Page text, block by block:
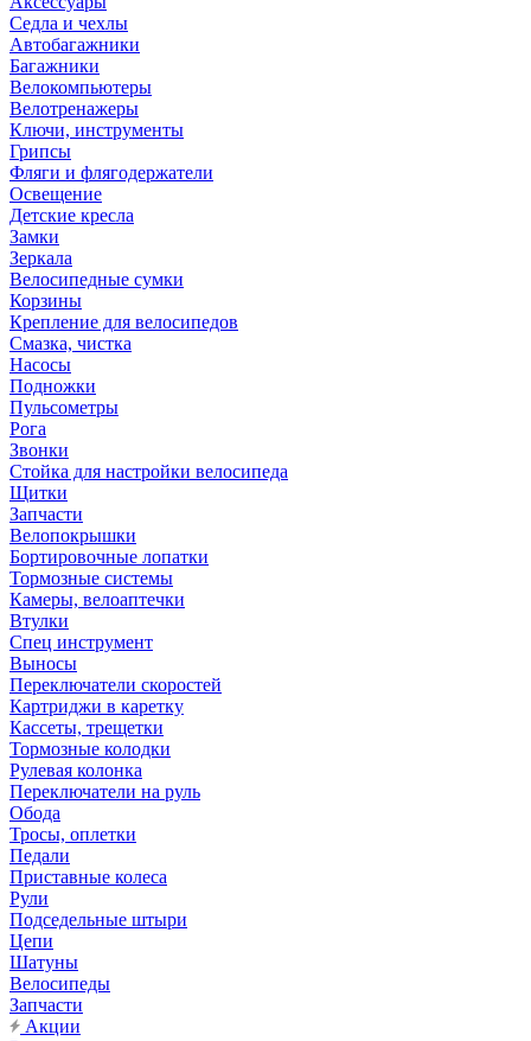
Седла и чехлы
Автобагажники
Багажники
Велокомпьютеры
Велотренажеры
Ключи, инструменты
Грипсы
Фляги и флягодержатели
Освещение
Детские кресла
Замки
Зеркала
Велосипедные сумки
Корзины
Крепление для велосипедов
Смазка, чистка
Насосы
Подножки
Пульсометры
Рога
Звонки
Стойка для настройки велосипеда
Щитки
Запчасти
Велопокрышки
Бортировочные лопатки
Тормозные системы
Камеры, велоаптечки
Втулки
Спец инструмент
Выносы
Переключатели скоростей
Картриджи в каретку
Кассеты, трещетки
Тормозные колодки
Рулевая колонка
Переключатели на руль
Обода
Тросы, оплетки
Педали
Приставные колеса
Рули
Подседельные штыри
Цепи
Шатуны
Велосипеды
Запчасти
Акции